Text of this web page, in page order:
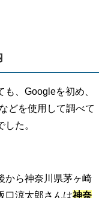
、Googleを初め、
どを使用して調べて
た。
から神奈川県茅ヶ崎
口涼太郎さんは神奈